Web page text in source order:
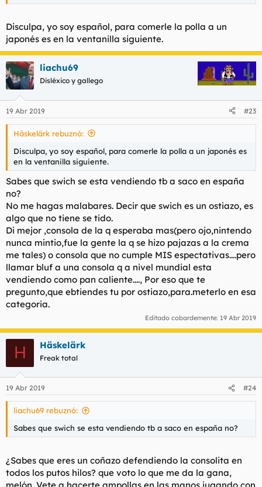
Disculpa, yo soy español, para comerle la polla a un
japonés es en la ventanilla siguiente.
liachu69
Disléxico y gallego
19 Abr 2019 #23
Häskelärk rebuznó:
Disculpa, yo soy español, para comerle la polla a un japonés es
en la ventanilla siguiente.
Sabes que swich se esta vendiendo tb a saco en españa
no?
No me hagas malabares. Decir que swich es un ostiazo, es
algo que no tiene se tido.
Di mejor ,consola de la q esperaba mas(pero ojo,nintendo
nunca mintio,fue la gente la q se hizo pajazas a la crema
me tales) o consola que no cumple MIS espectativas....pero
llamar bluf a una consola q a nivel mundial esta
vendiendo como pan caliente...., Por eso que te
pregunto,que ebtiendes tu por ostiazo,para.meterlo en esa
categoria.
Editado cobardemente: 19 Abr 2019
H Häskelärk
Freak total
19 Abr 2019 #24
liachu69 rebuznó:
Sabes que swich se esta vendiendo tb a saco en españa no?
¿Sabes que eres un coñazo defendiendo la consolita en
todos los putos hilos? que voto lo que me da la gana,
melón. Vete a hacerte ampollas en las manos jugando con